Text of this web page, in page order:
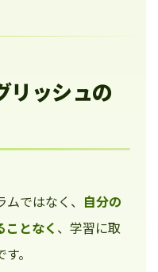
リッシュの
ではなく、 自分の
となく 、学習に取
。